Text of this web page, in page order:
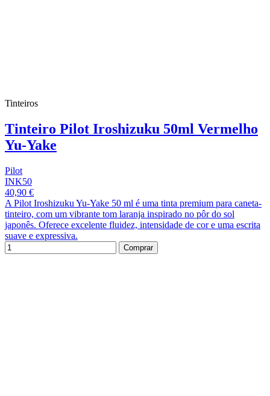
Tinteiros
Tinteiro Pilot Iroshizuku 50ml Vermelho
Yu-Yake
Pilot
INK50
40,90 €
A Pilot Iroshizuku Yu-Yake 50 ml é uma tinta premium para caneta-
tinteiro, com um vibrante tom laranja inspirado no pôr do sol
japonês. Oferece excelente fluidez, intensidade de cor e uma escrita
suave e expressiva.
Comprar